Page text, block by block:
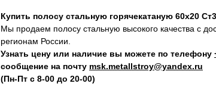
Купить полосу стальную горячекатаную 60х20
Мы продаем полосу стальную высокого качества с
регионам России.
Узнать цену или наличие вы можете по телефону
сообщение на почту msk.metallstroy@yandex.ru
(Пн-Пт с 8-00 до 20-00)